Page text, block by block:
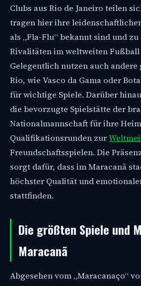
Clubs aus Rio de Janeiro teilen
tragen hier ihre
als „Fla-Flu“ bekannt sind und
Rivalitäten im weltweiten Fußball
Gelegentlich nutzen auch andere
Rio, wie Vasco da Gama oder
für wichtige Spiele. Darüber
die bevorzugte Spielstätte der
Nationalmannschaft für ihre
Qualifikationsrunden zur
Freundschaftsspielen. Die
sorgt dafür, dass im Maracanã
höchster Qualität und
stattfinden.
Die größten Spiele und
Maracanã
Abgesehen vom „Maracanaço“